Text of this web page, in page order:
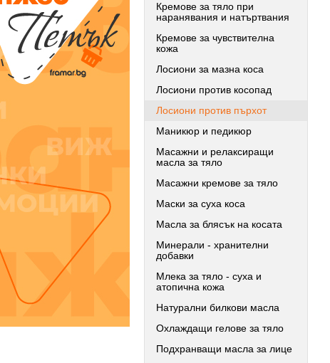
Кремове за тяло при
наранявания и натъртвания
Кремове за чувствителна
кожа
Лосиони за мазна коса
Лосиони против косопад
Лосиони против пърхот
Маникюр и педикюр
Масажни и релаксиращи
масла за тяло
Масажни кремове за тяло
Маски за суха коса
Масла за блясък на косата
Минерали - хранителни
добавки
Млека за тяло - суха и
атопична кожа
Натурални билкови масла
Охлаждащи гелове за тяло
Подхранващи масла за лице